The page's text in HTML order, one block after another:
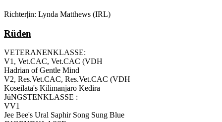
Richter|in: Lynda Matthews (IRL)
Rüden
VETERANENKLASSE:
V1, Vet.CAC, Vet.CAC (VDH
Hadrian of Gentle Mind
V2, Res.Vet.CAC, Res.Vet.CAC (VDH
Koseilata's Kilimanjaro Kedira
JüNGSTENKLASSE :
VV1
Jee Bee's Ural Saphir Song Sung Blue